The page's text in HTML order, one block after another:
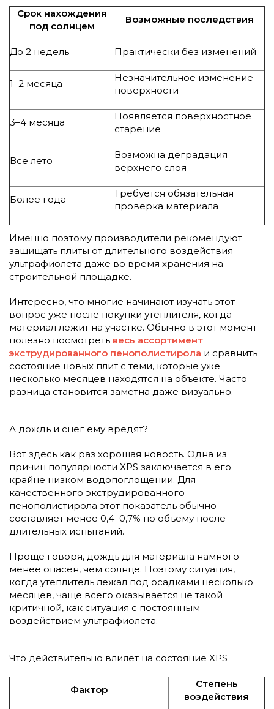
Срок нахождения
под солнцем
Возможные последствия
До 2 недель Практически без изменений
1–2 месяца
Незначительное изменение
поверхности
3–4 месяца
Появляется поверхностное
старение
Все лето
Возможна деградация
верхнего слоя
Более года
Требуется обязательная
проверка материала
Именно поэтому производители рекомендуют
защищать плиты от длительного воздействия
ультрафиолета даже во время хранения на
строительной площадке.
Интересно, что многие начинают изучать этот
вопрос уже после покупки утеплителя, когда
материал лежит на участке. Обычно в этот момент
полезно посмотреть весь ассортимент
экструдированного пенополистирола и сравнить
состояние новых плит с теми, которые уже
несколько месяцев находятся на объекте. Часто
разница становится заметна даже визуально.
А дождь и снег ему вредят?
Вот здесь как раз хорошая новость. Одна из
причин популярности XPS заключается в его
крайне низком водопоглощении. Для
качественного экструдированного
пенополистирола этот показатель обычно
составляет менее 0,4–0,7% по объему после
длительных испытаний.
Проще говоря, дождь для материала намного
менее опасен, чем солнце. Поэтому ситуация,
когда утеплитель лежал под осадками несколько
месяцев, чаще всего оказывается не такой
критичной, как ситуация с постоянным
воздействием ультрафиолета.
Что действительно влияет на состояние XPS
Фактор
Степень
воздействия